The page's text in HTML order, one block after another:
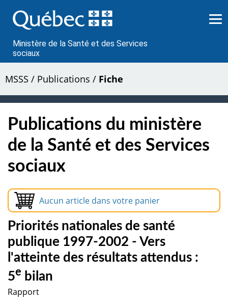
au
contenu
Ministère de la Santé et des Services
sociaux
MSSS / Publications / Fiche
Publications du ministère
de la Santé et des Services
sociaux
Aucun article dans votre panier
Priorités nationales de santé
publique 1997-2002 - Vers
l'atteinte des résultats attendus :
5e bilan
Rapport